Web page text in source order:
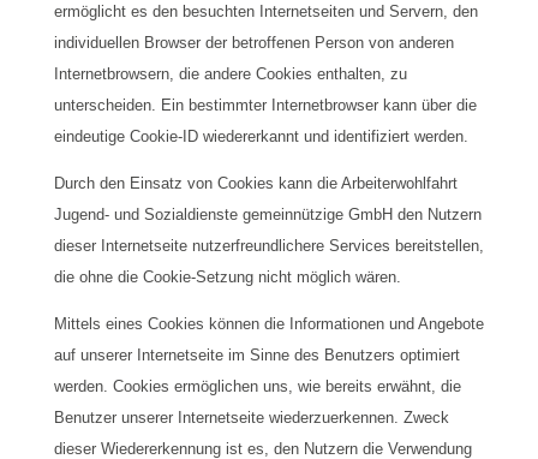
ermöglicht es den besuchten Internetseiten und Servern, den
individuellen Browser der betroffenen Person von anderen
Internetbrowsern, die andere Cookies enthalten, zu
unterscheiden. Ein bestimmter Internetbrowser kann über die
eindeutige Cookie-ID wiedererkannt und identifiziert werden.
Durch den Einsatz von Cookies kann die Arbeiterwohlfahrt
Jugend- und Sozialdienste gemeinnützige GmbH den Nutzern
dieser Internetseite nutzerfreundlichere Services bereitstellen,
die ohne die Cookie-Setzung nicht möglich wären.
Mittels eines Cookies können die Informationen und Angebote
auf unserer Internetseite im Sinne des Benutzers optimiert
werden. Cookies ermöglichen uns, wie bereits erwähnt, die
Benutzer unserer Internetseite wiederzuerkennen. Zweck
dieser Wiedererkennung ist es, den Nutzern die Verwendung